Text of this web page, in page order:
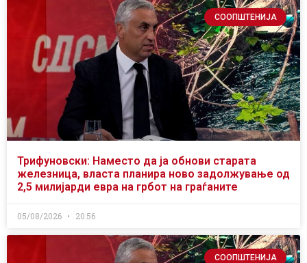
СООПШТЕНИЈА
Трифуновски: Наместо да ја обнови старата
железница, власта планира ново задолжување од
2,5 милијарди евра на грбот на граѓаните
05/08/2026 20:56
СООПШТЕНИЈА